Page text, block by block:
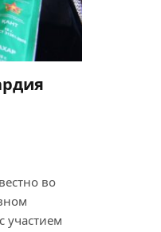
во
участием